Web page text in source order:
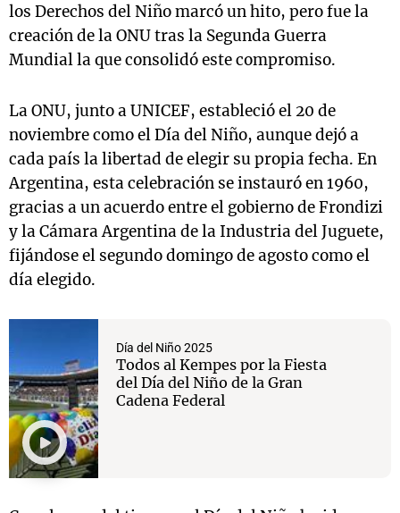
los Derechos del Niño marcó un hito, pero fue la
creación de la ONU tras la Segunda Guerra
Mundial la que consolidó este compromiso.
La ONU, junto a UNICEF, estableció el 20 de
noviembre como el Día del Niño, aunque dejó a
cada país la libertad de elegir su propia fecha. En
Argentina, esta celebración se instauró en 1960,
gracias a un acuerdo entre el gobierno de Frondizi
y la Cámara Argentina de la Industria del Juguete,
fijándose el segundo domingo de agosto como el
día elegido.
Día del Niño 2025
Todos al Kempes por la Fiesta
del Día del Niño de la Gran
Cadena Federal